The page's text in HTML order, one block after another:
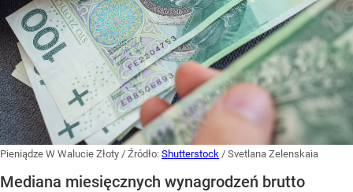
Pieniądze W Walucie Złoty / Źródło: Shutterstock / Svetlana Zelenskaia
Mediana miesięcznych wynagrodzeń brutto